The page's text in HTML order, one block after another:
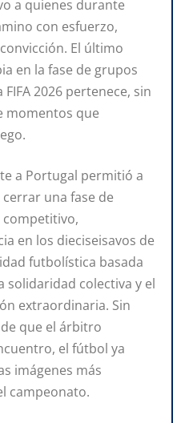
a quienes durante
con esfuerzo,
El último
en la fase de grupos
2026 pertenece, sin
momentos que
a Portugal permitió a
una fase de
en los dieciseisavos de
futbolística basada
solidaridad colectiva y el
extraordinaria. Sin
que el árbitro
el fútbol ya
imágenes más
campeonato.